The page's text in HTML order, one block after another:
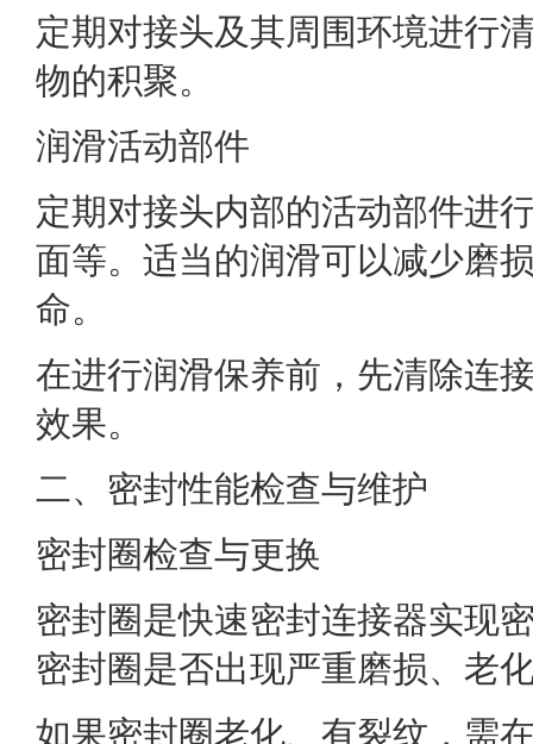
定期对接头及其周围环境进行
物的积聚。
润滑活动部件
定期对接头内部的活动部件进
面等。适当的润滑可以减少磨
命。
在进行润滑保养前，先清除连
效果。
二、密封性能检查与维护
密封圈检查与更换
密封圈是快速密封连接器实现
密封圈是否出现严重磨损、老
如果密封圈老化、有裂纹，需